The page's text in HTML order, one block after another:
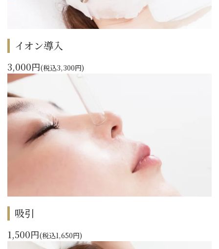
イオン導入
3,000円(税込3,300円)
吸引
1,500円(税込1,650円)